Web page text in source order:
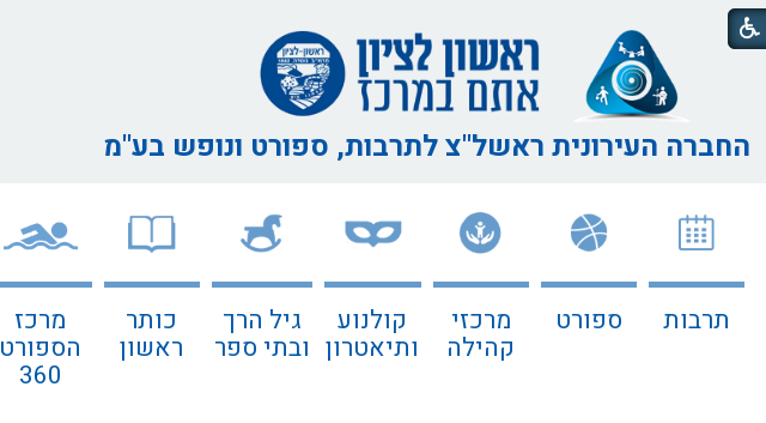
החברה העירונית ראשל"צלתרבות, ספורט ונופש בע"מ
תרבות ספורט מרכזי
קהילה
קולנוע
ותיאטרון
גיל הרך
ובתי ספר
כותר
ראשון
מרכז
הספורט
360